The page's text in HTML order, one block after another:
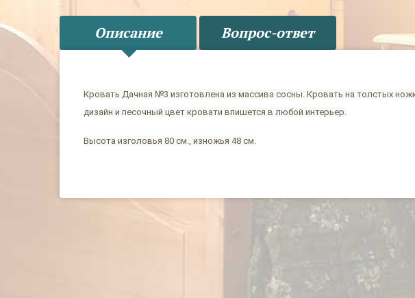
Описание Вопрос-ответ
Кровать Дачная №3 изготовлена из массива сосны. Кровать на толстых
дизайн и песочный цвет кровати впишется в любой интерьер.
Высота изголовья 80 см., изножья 48 см.